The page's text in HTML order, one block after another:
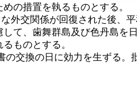
の措置を執るものとする。
交関係が回復された後、
て、歯舞群島及び色丹島
ものとする。
交換の日に効力を生ずる